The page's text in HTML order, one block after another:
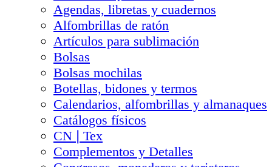
Agendas, libretas y cuadernos
Alfombrillas de ratón
Artículos para sublimación
Bolsas
Bolsas mochilas
Botellas, bidones y termos
Calendarios, alfombrillas y almanaques
Catálogos físicos
CN❘Tex
Complementos y Detalles